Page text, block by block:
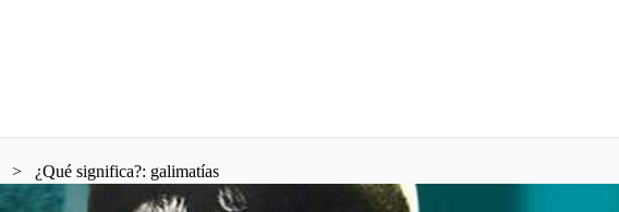
> ¿Qué significa?: galimatías